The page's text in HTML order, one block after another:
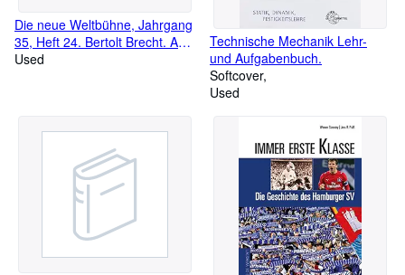
Die neue Weltbühne, Jahrgang
35, Heft 24. Bertolt Brecht. An
die Nachgeborenen. R. Fürth.
Used
Technische Mechanik Lehr-
und Aufgabenbuch.
Softcover
Used